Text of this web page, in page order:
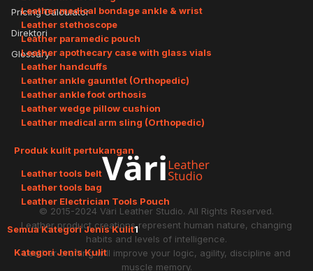
Leather medical bondage ankle & wrist
Leather stethoscope
Leather paramedic pouch
Leather apothecary case with glass vials
Leather handcuffs
Leather ankle gauntlet (Orthopedic)
Leather ankle foot orthosis
Leather wedge pillow cushion
Leather medical arm sling (Orthopedic)
Produk kulit pertukangan
Leather tools belt
Leather tools bag
Leather Electrician Tools Pouch
Semua Kategori Jenis Kulit1
Kategori Jenis Kulit
Pricing Calculator
Direktori
Glossary
© 2015-2024 Väri Leather Studio. All Rights Reserved.
Leather product creations represent human nature, changing
habits and levels of intelligence.
Leather crafting will improve your logic, agility, discipline and
muscle memory.